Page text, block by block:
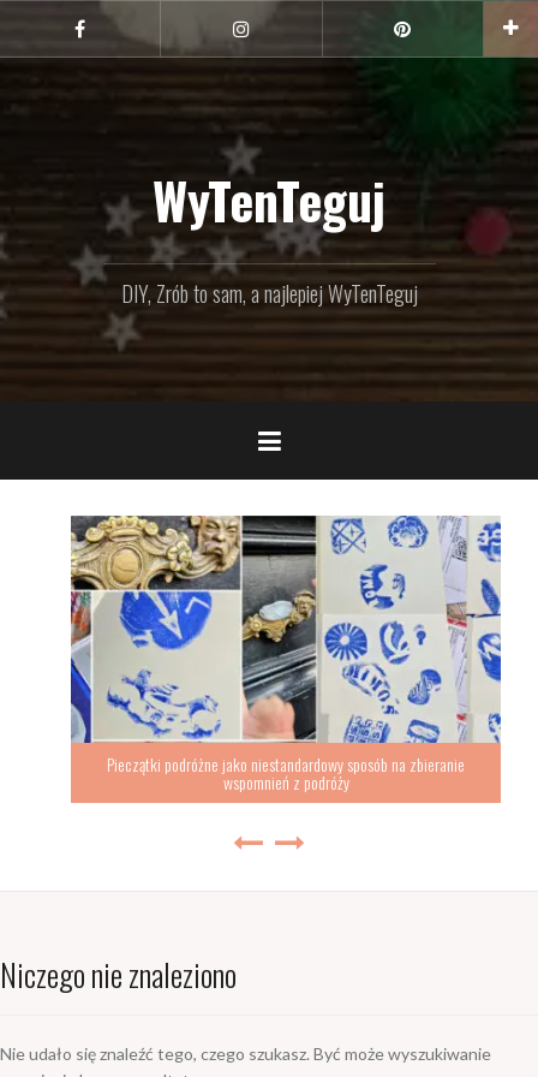
treści
Facebook Instagram
WyTenTeguj
DIY, Zrób to sam, a najlepiej WyTenTeguj
Pieczątki podróżne jako niestandardowy sposób na zbieranie
wspomnień z podróży
Niczego nie znaleziono
Nie udało się znaleźć tego, czego szukasz. Być może wyszukiwanie